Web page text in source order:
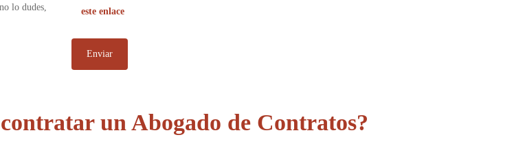
lo dudes,
este enlace
un Abogado de Contratos?